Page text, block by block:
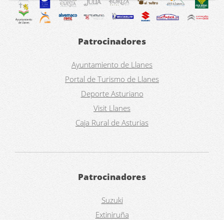
Patrocinadores
Ayuntamiento de Llanes
Portal de Turismo de Llanes
Deporte Asturiano
Visit Llanes
Caja Rural de Asturias
Patrocinadores
Suzuki
Extiniruña